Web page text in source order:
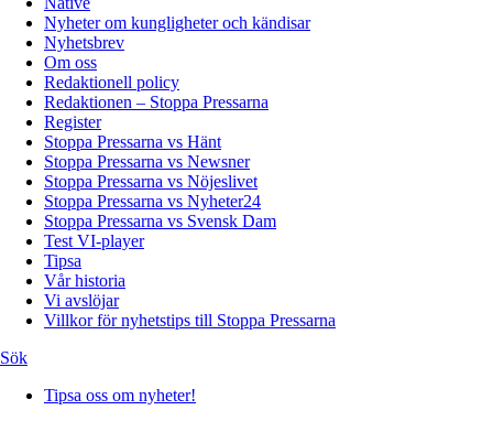
Nyheter om kungligheter och kändisar
Nyhetsbrev
Om oss
Redaktionell policy
Redaktionen – Stoppa Pressarna
Register
Stoppa Pressarna vs Hänt
Stoppa Pressarna vs Newsner
Stoppa Pressarna vs Nöjeslivet
Stoppa Pressarna vs Nyheter24
Stoppa Pressarna vs Svensk Dam
Test VI-player
Tipsa
Vår historia
Vi avslöjar
Villkor för nyhetstips till Stoppa Pressarna
Sök
Tipsa oss om nyheter!